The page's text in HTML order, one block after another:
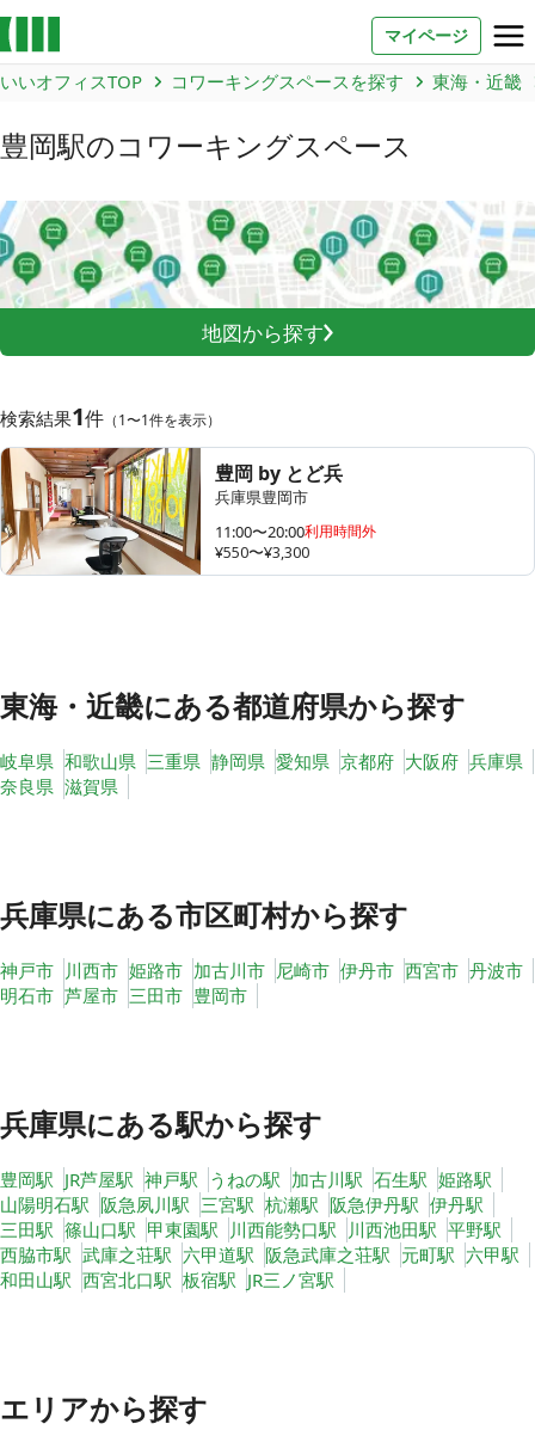
マイページ
よくあるご質問
法人での利用
いいオフィス（コワーキングスペース）
いい会議室（会議室専用スペース）
FCオーナー募集
コワーキング運営DXシステム
E Solution
いいオフィスTOP コワーキングスペースを探す 東海・近畿
豊岡駅のコワーキングスペース
地図から探す
検索結果1件 （1〜1件を表示）
豊岡 by とど兵
兵庫県豊岡市
11:00〜20:00利用時間外
¥550〜¥3,300
東海・近畿にある都道府県から探す
岐阜県 和歌山県 三重県 静岡県 愛知県 京都府 大阪府 兵庫県
奈良県 滋賀県
兵庫県にある市区町村から探す
神戸市 川西市 姫路市 加古川市 尼崎市 伊丹市 西宮市 丹波市
明石市 芦屋市 三田市 豊岡市
兵庫県にある駅から探す
豊岡駅 JR芦屋駅 神戸駅 うねの駅 加古川駅 石生駅 姫路駅
山陽明石駅 阪急夙川駅 三宮駅 杭瀬駅 阪急伊丹駅 伊丹駅
三田駅 篠山口駅 甲東園駅 川西能勢口駅 川西池田駅 平野駅
西脇市駅 武庫之荘駅 六甲道駅 阪急武庫之荘駅 元町駅 六甲駅
和田山駅 西宮北口駅 板宿駅 JR三ノ宮駅
エリアから探す